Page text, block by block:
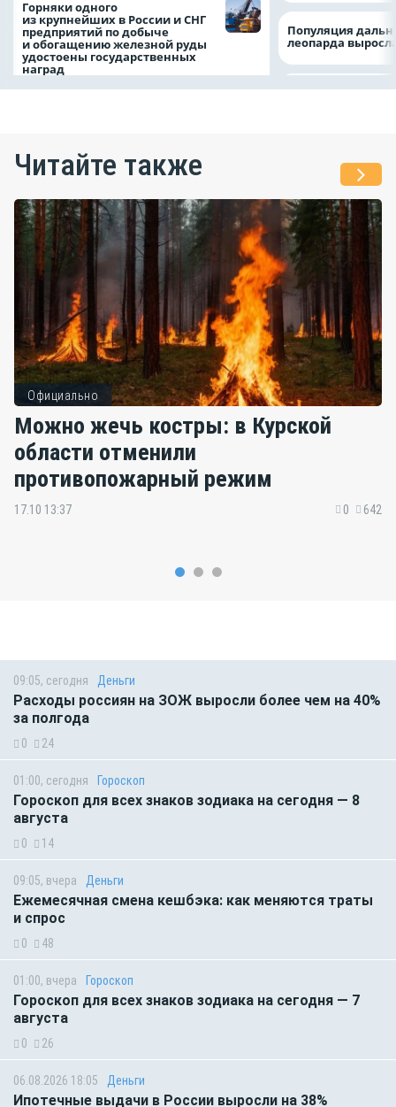
Горняки одного
из крупнейших в России и СНГ
предприятий по добыче
и обогащению железной руды
удостоены государственных
наград
Популяция
леопарда
Читайте также
Официально
Можно жечь костры: в Курской
области отменили
противопожарный режим
17.10 13:37 0 642
09:05, сегодня Деньги
Расходы россиян на ЗОЖ выросли более чем на 40%
за полгода
0 24
01:00, сегодня Гороскоп
Гороскоп для всех знаков зодиака на сегодня — 8
августа
0 14
09:05, вчера Деньги
Ежемесячная смена кешбэка: как меняются траты
и спрос
0 48
01:00, вчера Гороскоп
Гороскоп для всех знаков зодиака на сегодня — 7
августа
0 26
06.08.2026 18:05 Деньги
Ипотечные выдачи в России выросли на 38%